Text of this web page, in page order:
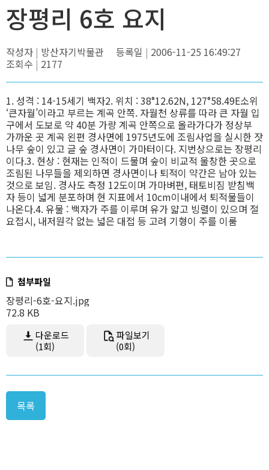
장평리 6호 요지
작성자 방산자기박물관 등록일
2006-11-25 16:49:27
조회수
2177
1. 성격 : 14-15세기 백자2. 위치 : 38°12.62N, 127°58.49E소위
‘큰자월’이라고 부르는 계곡 안쪽. 자월천 상류를 따라 큰 자월 입
구에서 도보로 약 40분 가량 계곡 안쪽으로 올라가다가 정상부
가까운 곳 계곡 왼편 경사면에 1975년도에 조림사업을 실시한 잣
나무 숲이 있고 글 숲 경사면이 가마터이다. 지번상으로는 장평리
이다.3. 현상 : 현재는 인적이 드물며 숲이 비교적 울창한 곳으로
조림된 나무들을 제외하면 경사면이나 퇴적이 약간은 남아 있는
것으로 보임. 경사도 측정 12도이며 가마벼편, 태토비짐 받침백
자 등이 넓게 분포하며 현 지표에서 10cm이내에서 퇴적물들이
나온다.4. 유물 : 백자가 주를 이루며 유가 얇고 빙렬이 있으며 절
요접시, 내저원각 없는 넓은 대접 등 고려 기형이 주를 이룸
첨부파일
장평리-6호-요지.jpg
72.8 KB
다운로드
(1회)
파일보기
(0회)
목록